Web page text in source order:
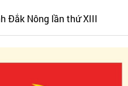
Đắk Nông lần thứ XIII